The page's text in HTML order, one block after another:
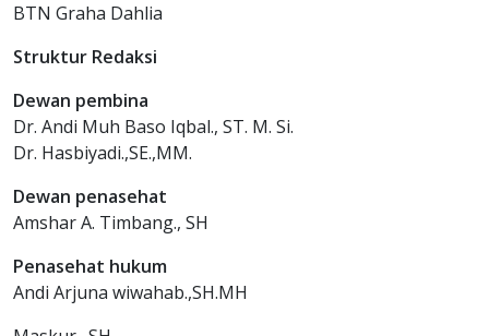
BTN Graha Dahlia
Struktur Redaksi
Dewan pembina
Dr. Andi Muh Baso Iqbal., ST. M. Si.
Dr. Hasbiyadi.,SE.,MM.
Dewan penasehat
Amshar A. Timbang., SH
Penasehat hukum
Andi Arjuna wiwahab.,SH.MH